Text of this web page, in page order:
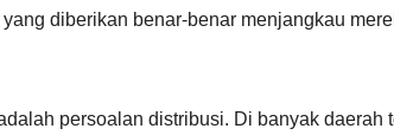
diberikan benar-benar menjangkau
persoalan distribusi. Di banyak daerah